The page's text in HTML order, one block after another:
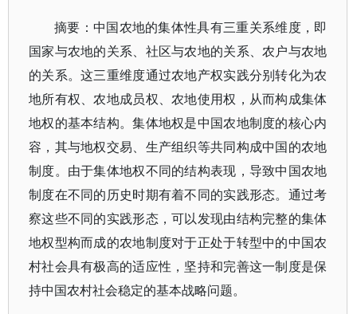
摘要：中国农地的集体性具有三重关系维度，即
国家与农地的关系、社区与农地的关系、农户与农地
的关系。这三重维度通过农地产权实践分别转化为农
地所有权、农地成员权、农地使用权，从而构成集体
地权的基本结构。集体地权是中国农地制度的核心内
容，其与地权交易、生产组织等共同构成中国的农地
制度。由于集体地权不同的结构表现，导致中国农地
制度在不同的历史时期有着不同的实践形态。通过考
察这些不同的实践形态，可以发现由结构完整的集体
地权型构而成的农地制度对于正处于转型中的中国农
村社会具有极高的适应性，坚持和完善这一制度是保
持中国农村社会稳定的基本战略问题。